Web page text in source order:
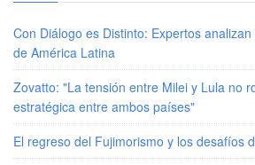
Con Diálogo es Distinto: Expertos
de América Latina
Zovatto: "La tensión entre Milei y Lula no
estratégica entre ambos países"
El regreso del Fujimorismo y los desafíos